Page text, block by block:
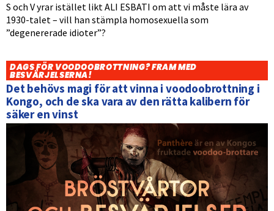
S och V yrar istället likt ALI ESBATI om att vi måste lära av
1930-talet – vill han stämpla homosexuella som
”degenererade idioter”?
DAGS FÖR VOODOOBROTTNING? FRAM MED
BESVÄRJELSERNA!
Det behövs magi för att vinna i voodoobrottning i
Kongo, och de ska vara av den rätta kalibern för
säker en vinst